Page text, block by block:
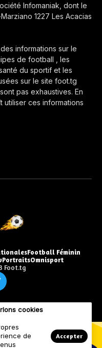
Infomaniak, dont le
1227 Les Acacias
informations sur le
de football , les
du sportif et les
sur le site foot.tg
pas exhaustives. En
utiliser ces informations
Football Féminin
PortraitsOmnisport
Foot.tg
cookies
de
Accepter